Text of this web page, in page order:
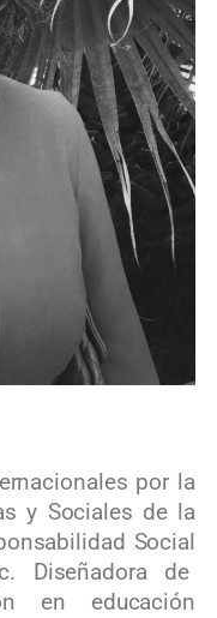
por la
y Sociales de la
Social
Diseñadora de
en educación